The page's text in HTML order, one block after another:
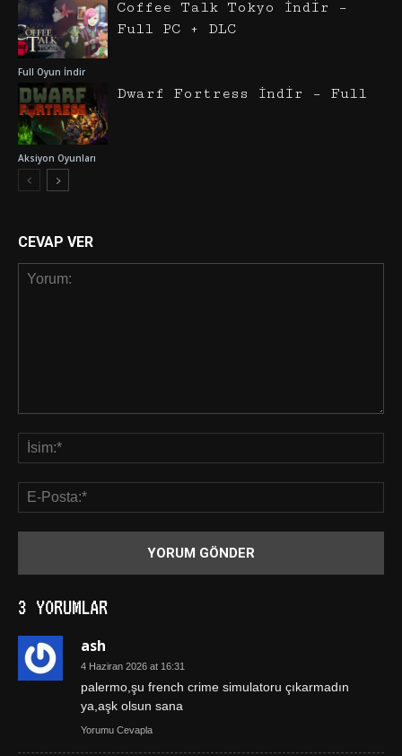
Full Oyun İndir
Coffee Talk Tokyo İndir –
Full PC + DLC
Aksiyon Oyunları
Dwarf Fortress İndir – Full
CEVAP VER
3 YORUMLAR
ash
4 Haziran 2026 at 16:31
palermo,şu french crime simulatoru çıkarmadın
ya,aşk olsun sana
Yorumu Cevapla